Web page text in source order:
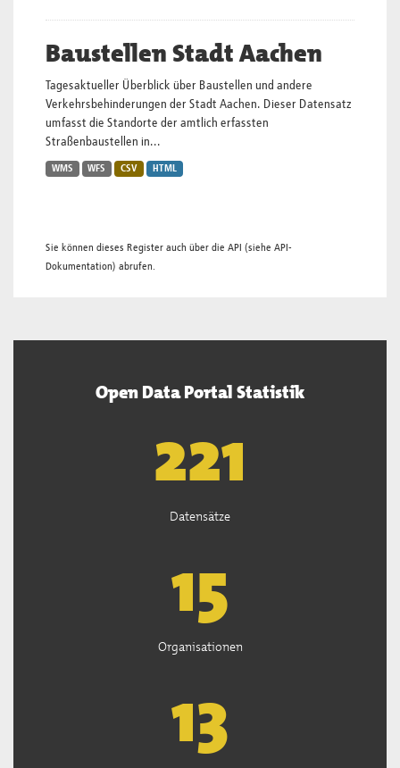
Baustellen Stadt Aachen
Tagesaktueller Überblick über Baustellen und andere
Verkehrsbehinderungen der Stadt Aachen. Dieser Datensatz
umfasst die Standorte der amtlich erfassten
Straßenbaustellen in...
WMS WFS CSV HTML
Sie können dieses Register auch über die API (siehe API-
Dokumentation) abrufen.
Open Data Portal Statistik
222
Datensätze
15
Organisationen
13